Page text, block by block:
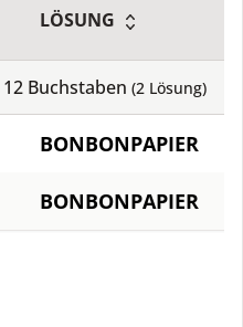
LÖSUNG
12 Buchstaben (2 Lösung)
BONBONPAPIER
BONBONPAPIER